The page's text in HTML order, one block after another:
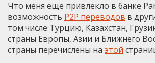
Что меня еще привлекло в банке
возможность P2P переводов в
том числе Турцию, Казахстан,
страны Европы, Азии и Ближнего
страны перечислены на этой